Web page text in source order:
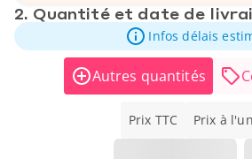
2. Quantité et date de
Infos délais
Autres quantités
Prix TTC Prix à